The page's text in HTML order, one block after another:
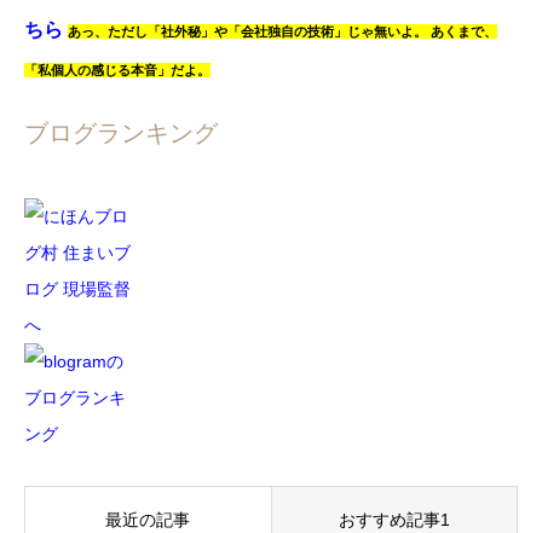
ちら あっ、 ただし「社外秘」や「会社独自の技術」じゃ無いよ。 あくまで、
「私個人の感じる本音」だよ。
ブログランキング
最近の記事 おすすめ記事1